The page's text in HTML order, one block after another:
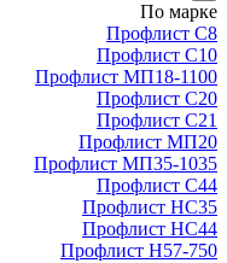
По марке
Профлист С8
Профлист С10
Профлист МП18-1100
Профлист С20
Профлист С21
Профлист МП20
Профлист МП35-1035
Профлист С44
Профлист НС35
Профлист НС44
Профлист Н57-750